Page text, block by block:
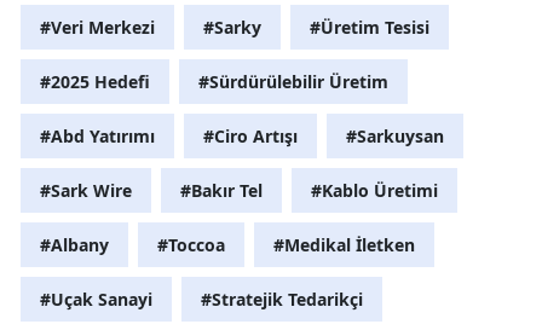
#Veri Merkezi #Sarky #Üretim Tesisi
#2025 Hedefi #Sürdürülebilir Üretim
#Abd Yatırımı #Ciro Artışı #Sarkuysan
#Sark Wire #Bakır Tel #Kablo Üretimi
#Albany #Toccoa #Medikal İletken
#Uçak Sanayi #Stratejik Tedarikçi